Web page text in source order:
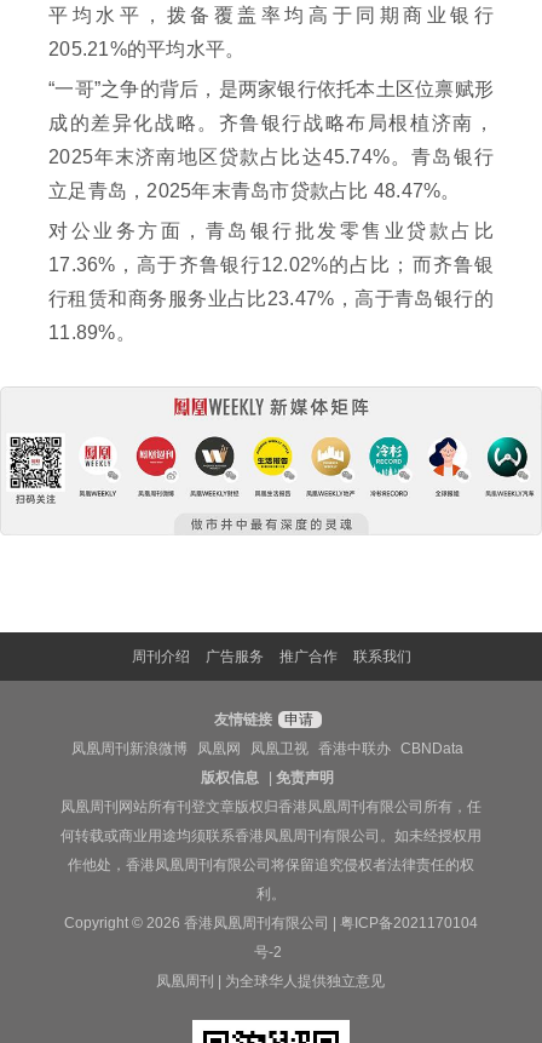
平均水平，拨备覆盖率均高于同期商业银行
205.21%的平均水平。
“一哥”之争的背后，是两家银行依托本土区位禀赋形
成的差异化战略。齐鲁银行战略布局根植济南，
2025年末济南地区贷款占比达45.74%。青岛银行
立足青岛，2025年末青岛市贷款占比 48.47%。
对公业务方面，青岛银行批发零售业贷款占比
17.36%，高于齐鲁银行12.02%的占比；而齐鲁银
行租赁和商务服务业占比23.47%，高于青岛银行的
11.89%。
周刊介绍 广告服务 推广合作 联系我们
友情链接
申请
凤凰周刊新浪微博
凤凰网 凤凰卫视 香港中联办
CBNData
版权信息
|免责声明
凤凰周刊网站所有刊登文章版权归香港凤凰周刊有限公司所有，任
何转载或商业用途均须联系香港凤凰周刊有限公司。如未经授权用
作他处，香港凤凰周刊有限公司将保留追究侵权者法律责任的权
利。
Copyright © 2026 香港凤凰周刊有限公司 | 粤ICP备2021170104
号-2
凤凰周刊 | 为全球华人提供独立意见